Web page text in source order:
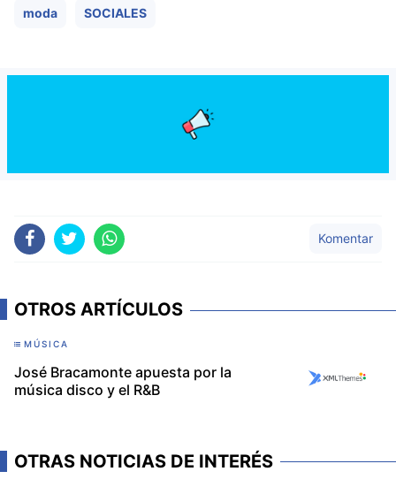
moda SOCIALES
Komentar
OTROS ARTÍCULOS
MÚSICA
José Bracamonte apuesta por la
música disco y el R&B
OTRAS NOTICIAS DE INTERÉS